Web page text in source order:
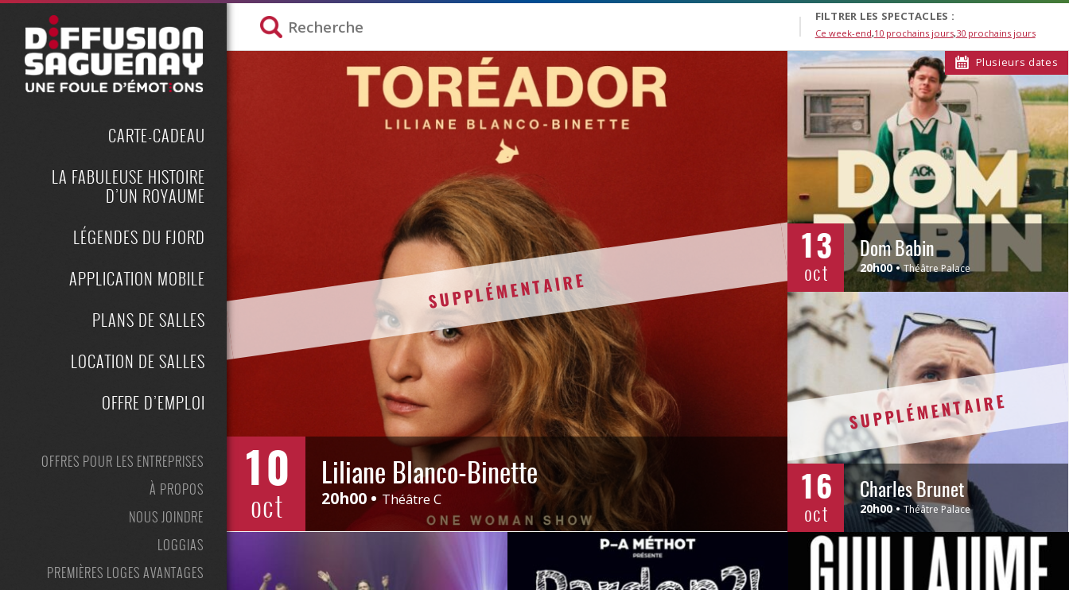
CARTE-CADEAU
LA FABULEUSE HISTOIRE
D’UN ROYAUME
LÉGENDES DU FJORD
APPLICATION MOBILE
PLANS DE SALLES
LOCATION DE SALLES
OFFRE D’EMPLOI
OFFRES POUR LES ENTREPRISES
À PROPOS
NOUS JOINDRE
LOGGIAS
PREMIÈRES LOGES AVANTAGES
FILTRER LES SPECTACLES :
Ce week-end 10 prochains jours 30 prochains jours
SUPPLÉMENTAIRE
10
oct
Liliane Blanco-Binette
20h00 Théâtre C
Plusieurs dates
13
oct
Dom Babin
20h00 Théâtre Palace
SUPPLÉMENTAIRE
16
oct
Charles Brunet
20h00 Théâtre Palace